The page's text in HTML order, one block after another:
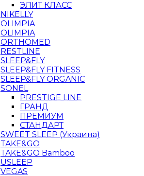
ЭЛИТ КЛАСС
NIKELLY
OLIMPIA
OLIMPIA
ORTHOMED
RESTLINE
SLEEP&FLY
SLEEP&FLY FITNESS
SLEEP&FLY ORGANIC
SONEL
PRESTIGE LINE
ГРАНД
ПРЕМИУМ
СТАНДАРТ
SWEET SLEEP (Украина)
TAKE&GO
TAKE&GO Bamboo
USLEEP
VEGAS